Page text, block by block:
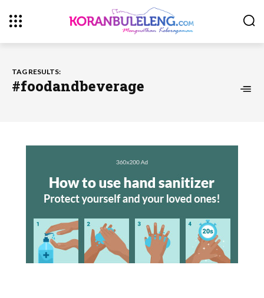
TAG RESULTS:
#foodandbeverage